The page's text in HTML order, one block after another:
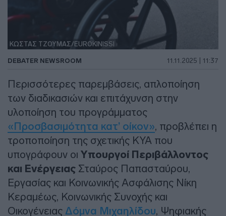
ΚΩΣΤΑΣ ΤΖΟΥΜΑΣ/EUROKINISSI
DEBATER NEWSROOM 11.11.2025 | 11:37
Περισσότερες παρεμβάσεις, απλοποίηση
των διαδικασιών και επιτάχυνση στην
υλοποίηση του προγράμματος
«Προσβασιμότητα κατ’ οίκον», προβλέπει η
τροποποίηση της σχετικής ΚΥΑ που
υπογράφουν οι Υπουργοί Περιβάλλοντος
και Ενέργειας Σταύρος Παπασταύρου,
Εργασίας και Κοινωνικής Ασφάλισης Νίκη
Κεραμέως, Κοινωνικής Συνοχής και
Οικογένειας Δόμνα Μιχαηλίδου, Ψηφιακής